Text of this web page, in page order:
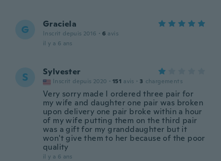
G Graciela
Inscrit depuis 2016 · 6 avis
il y a 6 ans
S Sylvester
Inscrit depuis 2020 · 151 avis · 3 chargements
Very sorry made I ordered three pair for
my wife and daughter one pair was broken
upon delivery one pair broke within a hour
of my wife putting them on the third pair
was a gift for my granddaughter but it
won't give them to her because of the poor
quality
il y a 6 ans